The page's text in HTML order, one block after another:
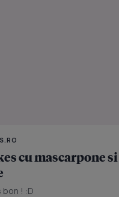
cu mascarpone
! :D